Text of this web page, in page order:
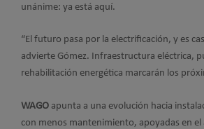
unánime: ya está aquí.
“El futuro pasa por la electrificación, y es
advierte Gómez. Infraestructura eléctrica,
rehabilitación energética marcarán los
WAGO apunta a una evolución hacia
con menos mantenimiento, apoyadas en el